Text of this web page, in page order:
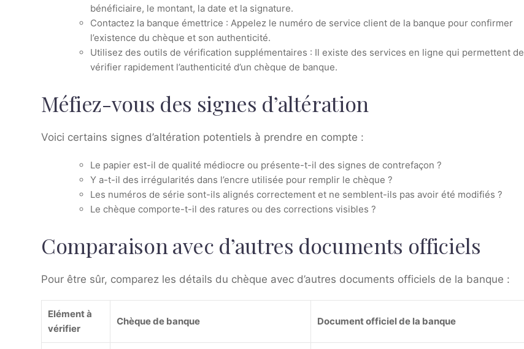
bénéficiaire, le montant, la date et la signature.
Contactez la banque émettrice : Appelez le numéro de service client de la banque pour confirmer
l’existence du chèque et son authenticité.
Utilisez des outils de vérification supplémentaires : Il existe des services en ligne qui permettent de
vérifier rapidement l’authenticité d’un chèque de banque.
Méfiez-vous des signes d’altération
Voici certains signes d’altération potentiels à prendre en compte :
Le papier est-il de qualité médiocre ou présente-t-il des signes de contrefaçon ?
Y a-t-il des irrégularités dans l’encre utilisée pour remplir le chèque ?
Les numéros de série sont-ils alignés correctement et ne semblent-ils pas avoir été modifiés ?
Le chèque comporte-t-il des ratures ou des corrections visibles ?
Comparaison avec d’autres documents officiels
Pour être sûr, comparez les détails du chèque avec d’autres documents officiels de la banque :
Elément à
vérifier
Chèque de banque Document officiel de la banque